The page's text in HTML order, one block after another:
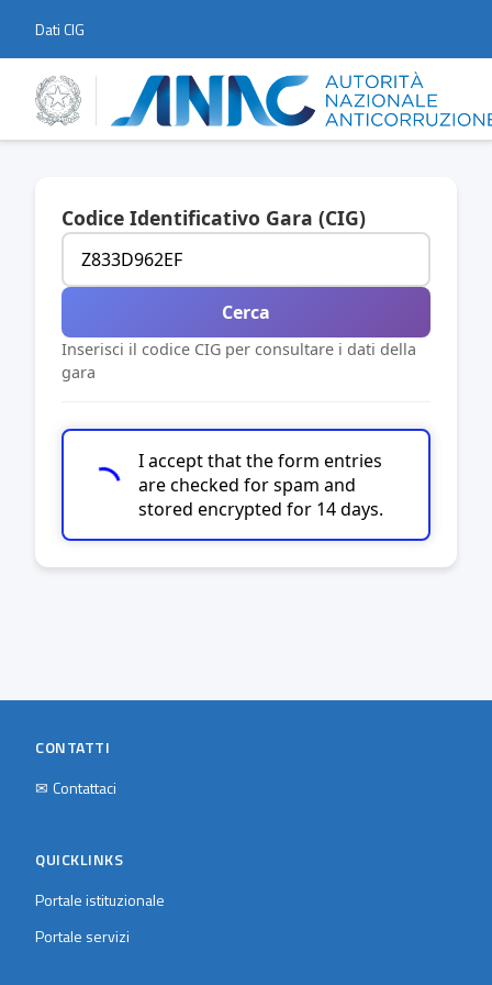
Dati CIG
Codice Identificativo Gara (CIG)
Cerca
Inserisci il codice CIG per consultare i dati della
gara
I accept that the form entries
are checked for spam and
stored encrypted for 14 days.
CONTATTI
✉ Contattaci
QUICKLINKS
Portale istituzionale
Portale servizi